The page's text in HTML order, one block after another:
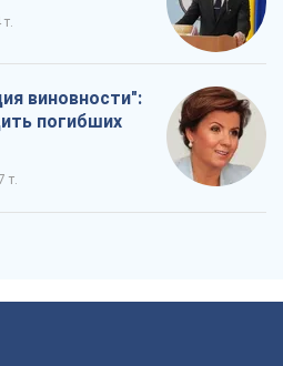
т.
виновности":
погибших
т.